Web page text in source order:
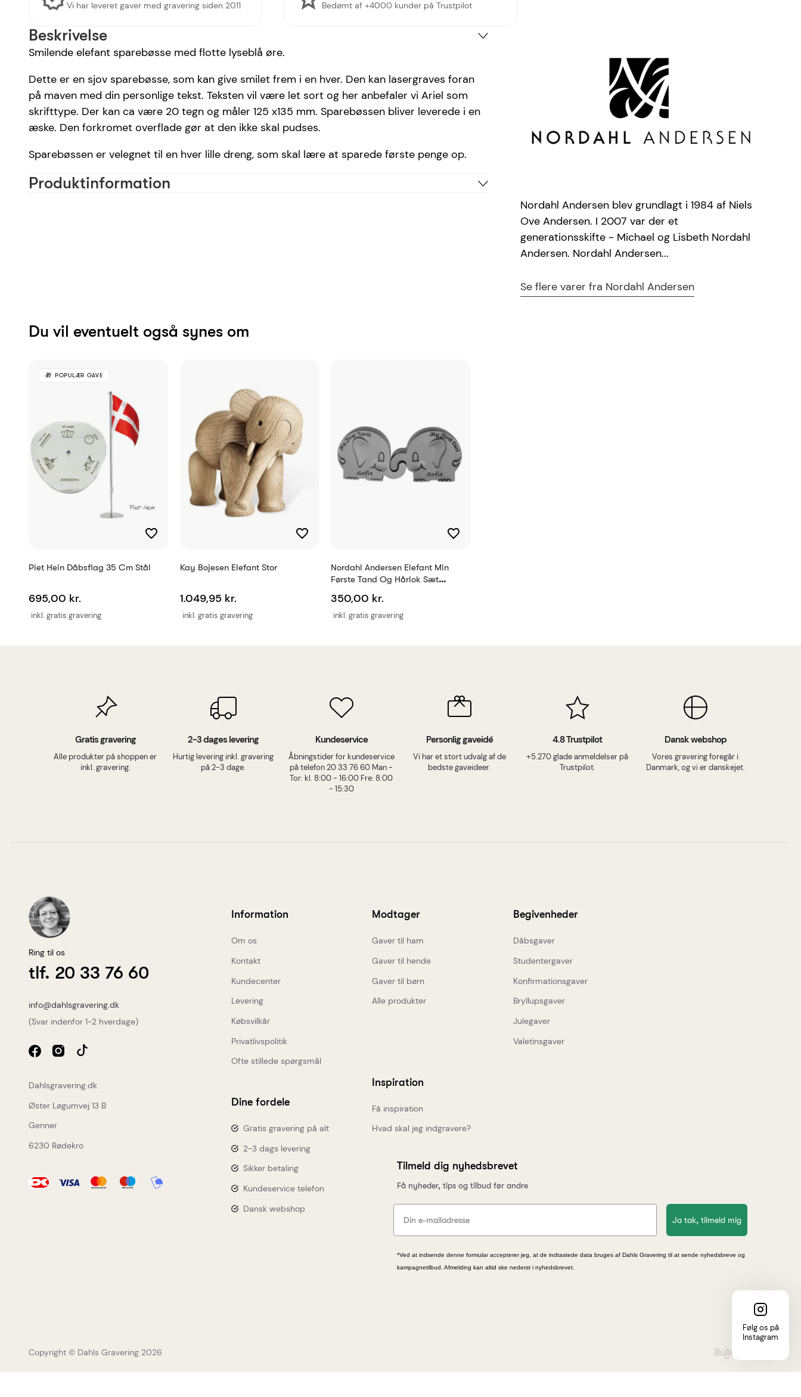
Vi har leveret gaver med gravering siden 2011 Bedømt af +4000 kunder på Trustpilot
Beskrivelse
Smilende elefant sparebøsse med flotte lyseblå øre.
Dette er en sjov sparebøsse, som kan give smilet frem i en hver. Den kan lasergraves foran
på maven med din personlige tekst. Teksten vil være let sort og her anbefaler vi Ariel som
skrifttype. Der kan ca være 20 tegn og måler 125 x135 mm. Sparebøssen bliver leverede i en
æske. Den forkromet overflade gør at den ikke skal pudses.
Sparebøssen er velegnet til en hver lille dreng, som skal lære at sparede første penge op.
Produktinformation
Nordahl Andersen blev grundlagt i 1984 af Niels
Ove Andersen. I 2007 var der et
generationsskifte - Michael og Lisbeth Nordahl
Andersen. Nordahl Andersen...
Se flere varer fra Nordahl Andersen
Du vil eventuelt også synes om
Piet Hein Dåbsflag 35 Cm Stål
inkl. gratis gravering
695,00 kr.
POPULÆR GAVE
Kay Bojesen Elefant Stor
inkl. gratis gravering
1.049,95 kr.
Nordahl Andersen Elefant Min
Første Tand Og Hårlok Sæt
inkl. gratis gravering
350,00 kr.
Gratis gravering
Alle produkter på shoppen er
inkl. gravering.
2-3 dages levering
Hurtig levering inkl. gravering
på 2-3 dage.
Kundeservice
Åbningstider for kundeservice
på telefon 20 33 76 60 Man -
Tor: kl. 8:00 - 16:00 Fre: 8:00
- 15:30
Personlig gaveidé
Vi har et stort udvalg af de
bedste gaveideer.
4.8 Trustpilot
+5.270 glade anmeldelser på
Trustpilot.
Dansk webshop
Vores gravering foregår i
Danmark, og vi er danskejet.
Ring til os
tlf. 20 33 76 60
info@dahlsgravering.dk
(Svar indenfor 1-2 hverdage)
Dahlsgravering.dk
Øster Løgumvej 13 B
Genner
6230 Rødekro
Information
Om os
Kontakt
Kundecenter
Levering
Købsvilkår
Privatlivspolitik
Ofte stillede spørgsmål
Dine fordele
Gratis gravering på alt
2-3 dags levering
Sikker betaling
Kundeservice telefon
Dansk webshop
Modtager
Gaver til ham
Gaver til hende
Gaver til børn
Alle produkter
Begivenheder
Dåbsgaver
Studentergaver
Konfirmationsgaver
Bryllupsgaver
Julegaver
Valetinsgaver
Inspiration
Få inspiration
Hvad skal jeg indgravere?
Tilmeld dig nyhedsbrevet
Få nyheder, tips og tilbud før andre
Ja tak, tilmeld mig
*Ved at indsende denne formular accepterer jeg, at de indtastede data bruges af Dahls Gravering til at sende nyhedsbreve og
kampagnetilbud. Afmelding kan altid ske nederst i nyhedsbrevet.
Copyright © Dahls Gravering 2026
Følg os på
Instagram
KONKURRENCE
Spring Copenhagen
Copenhagen (værdi 599 kr.)